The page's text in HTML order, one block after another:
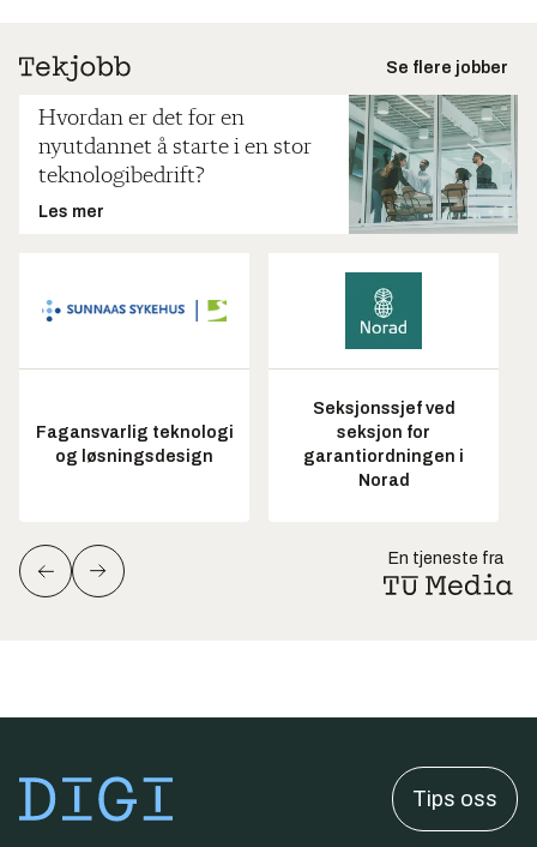
Se flere jobber
Hvordan er det for en
nyutdannet å starte i en stor
teknologibedrift?
Les mer
Fagansvarlig teknologi
og løsningsdesign
Seksjonssjef ved
seksjon for
garantiordningen i
Norad
En tjeneste fra
Tips oss